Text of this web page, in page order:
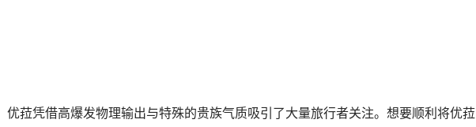
优菈凭借高爆发物理输出与特殊的贵族气质吸引了大量旅行者关注。想要顺利将优菈